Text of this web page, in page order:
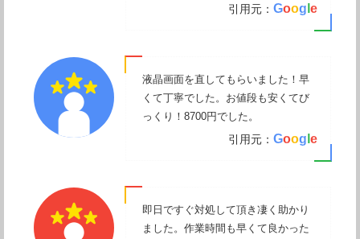
引用元： Goog e
液晶画面を直してもらいました！早
くて丁寧でした。お値段も安くてび
っくり！8700円でした。
引用元： Goog e
即日ですぐ対処して頂き凄く助かり
ました。作業時間も早くて良かった